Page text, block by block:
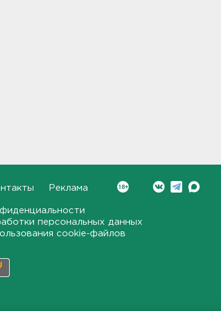
Реклама
персональных данных
cookie-файлов